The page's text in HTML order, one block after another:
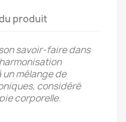
produit
savoir-faire dans
mélange de
considéré
corporelle.